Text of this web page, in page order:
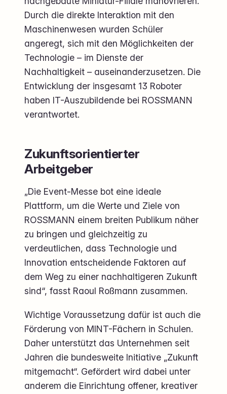
Durch die direkte Interaktion mit den
Maschinenwesen wurden Schüler
angeregt, sich mit den Möglichkeiten der
Technologie – im Dienste der
Nachhaltigkeit – auseinanderzusetzen. Die
Entwicklung der insgesamt 13 Roboter
haben IT-Auszubildende bei ROSSMANN
verantwortet.
Zukunftsorientierter
Arbeitgeber
„Die Event-Messe bot eine ideale
Plattform, um die Werte und Ziele von
ROSSMANN einem breiten Publikum näher
zu bringen und gleichzeitig zu
verdeutlichen, dass Technologie und
Innovation entscheidende Faktoren auf
dem Weg zu einer nachhaltigeren Zukunft
sind“, fasst Raoul Roßmann zusammen.
Wichtige Voraussetzung dafür ist auch die
Förderung von MINT-Fächern in Schulen.
Daher unterstützt das Unternehmen seit
Jahren die bundesweite Initiative „Zukunft
mitgemacht“. Gefördert wird dabei unter
anderem die Einrichtung offener, kreativer